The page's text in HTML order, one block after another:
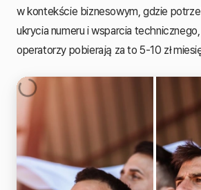
w kontekście biznesowym, gdzie
ukrycia numeru i wsparcia
operatorzy pobierają za to 5-10 zł